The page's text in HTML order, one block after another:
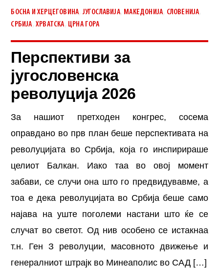
БОСНА И ХЕРЦЕГОВИНА ЈУГОСЛАВИЈА, МАКЕДОНИЈА СЛОВЕНИЈА
СРБИЈА ,ХРВАТСКА ЦРНА ГОРА
Перспективи за
југословенска
револуција 2026
За нашиот претходен конгрес, сосема
оправдано во прв план беше перспективата на
револуцијата во Србија, која го инспирираше
целиот Балкан. Иако таа во овој момент
забави, се случи она што го предвидувавме, а
тоа е дека револуцијата во Србија беше само
најава на уште поголеми настани што ќе се
случат во светот. Од нив особено се истакнаа
т.н. Ген З револуции, масовното движење и
генералниот штрајк во Минеаполис во САД […]